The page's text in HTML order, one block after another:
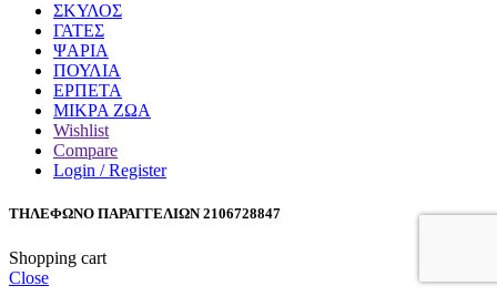
ΣΚΥΛΟΣ
ΓΑΤΕΣ
ΨΑΡΙΑ
ΠΟΥΛΙΑ
ΕΡΠΕΤΑ
ΜΙΚΡΑ ΖΩΑ
Wishlist
Compare
Login / Register
ΤΗΛΕΦΩΝΟ ΠΑΡΑΓΓΕΛΙΩΝ 2106728847
Shopping cart
Close